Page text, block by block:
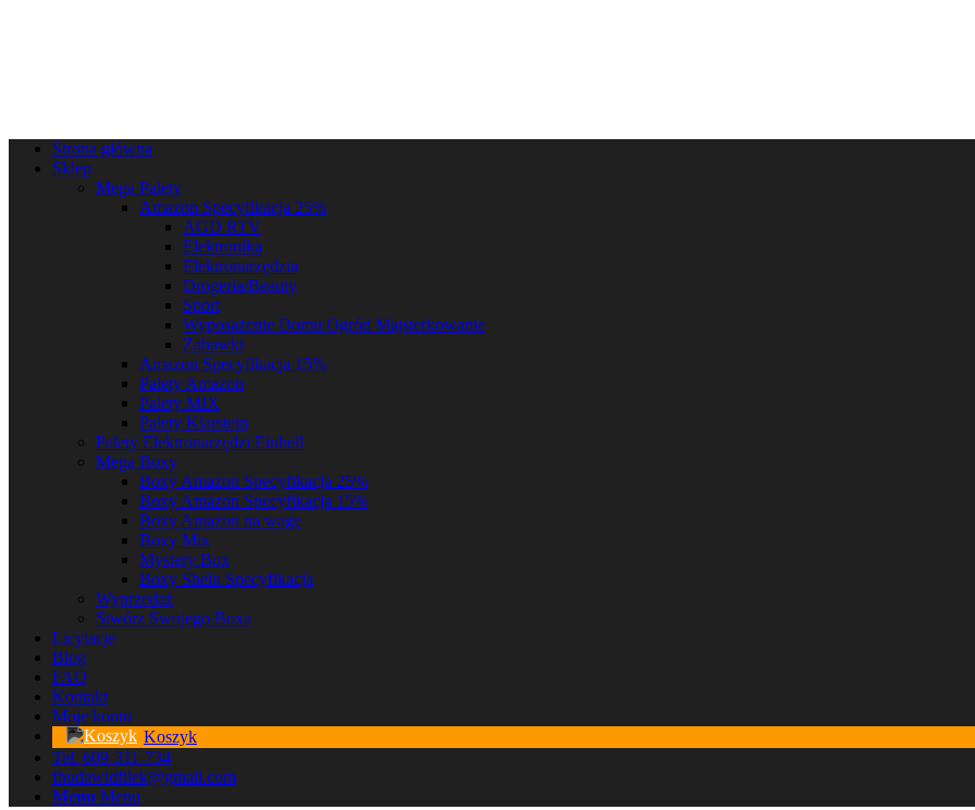
Strona główna
Sklep
Mega Palety
Amazon Specyfikacja 25%
AGD RTV
Elektronika
Elektronarzędzia
Drogeria/Beauty
Sport
Wyposażenie Domu Ogród Majsterkowanie
Zabawki
Amazon Specyfikacja 15%
Palety Amazon
Palety MIX
Palety Klarstein
Palety Elektronarzędzi Einhell
Mega Boxy
Boxy Amazon Specyfikacja 25%
Boxy Amazon Specyfikacja 15%
Boxy Amazon na wagę
Boxy Mix
Mystery Box
Boxy Shein Specyfikacja
Wyprzedaż
Stwórz Swojego Boxa
Licytacje
Blog
FAQ
Kontakt
Moje konto
Koszyk
Tel. 609-311-734
fhudawidfilek@gmail.com
Menu Menu